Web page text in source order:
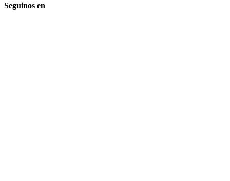
Seguinos en